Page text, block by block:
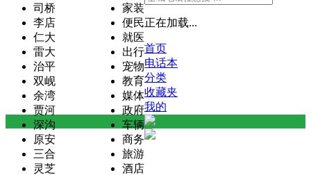
司桥
李店
仁大
雷大
治平
双岘
余湾
贾河
深沟
原安
三合
灵芝
家装
便民
就医
出行
宠物
教育
媒体
政府
车辆
商务
旅游
酒店
正在加载...
首页
电话本
分类
收藏夹
我的